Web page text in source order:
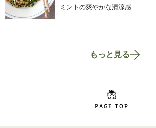
ミントの爽やかな清涼感...
もっと見る
PAGE TOP